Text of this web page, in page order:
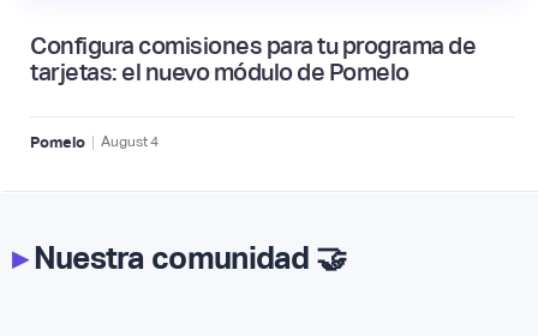
Configura comisiones para tu programa de
tarjetas: el nuevo módulo de Pomelo
Pomelo | August4
▸Nuestra comunidad 🤝